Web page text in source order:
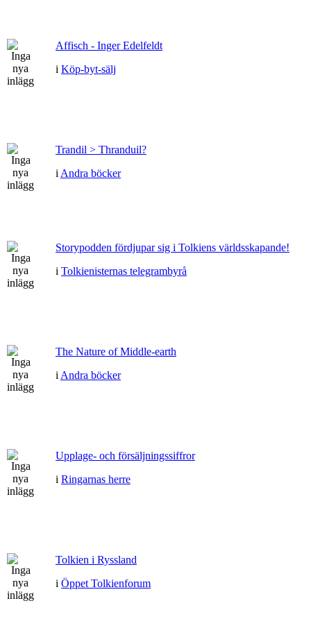
Affisch - Inger Edelfeldt
i Köp-byt-sälj
Trandil > Thranduil?
i Andra böcker
Storypodden fördjupar sig i Tolkiens världsskapande!
i Tolkienisternas telegrambyrå
The Nature of Middle-earth
i Andra böcker
Upplage- och försäljningssiffror
i Ringarnas herre
Tolkien i Ryssland
i Öppet Tolkienforum